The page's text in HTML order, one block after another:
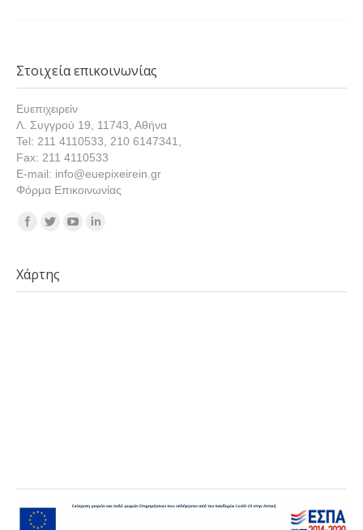
Στοιχεία επικοινωνίας
Ευεπιχειρείν
Λ. Συγγρού 19, 11743, Αθήνα
Tel: 211 4110533, 210 6147341,
Fax: 211 4110533
E-mail: info@euepixeirein.gr
Φόρμα Επικοινωνίας
Find us on:
Χάρτης